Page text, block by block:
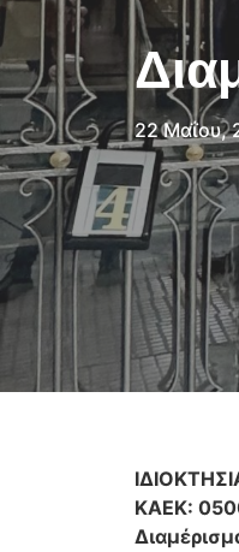
22 Μαΐου,
ΚΑΕΚ: